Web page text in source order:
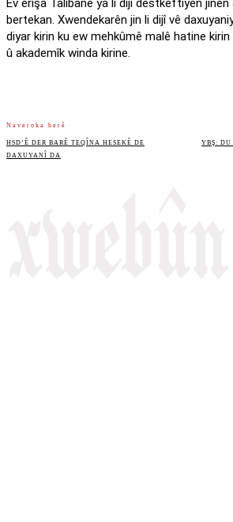
Ev êrîşa Talîbanê ya li dijî destkeftiyên
bertekan. Xwendekarên jin li dijî vê
diyar kirin ku ew mehkûmê malê hatine
û akademîk winda kirine.
Naveroka berê
HSD’Ê DER BARÊ TEQÎNA HESEKÊ DE
DAXUYANÎ DA
YBŞ: DU